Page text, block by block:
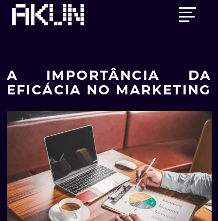
Main
Skip
A IMPORTÂNCIA DA
EFICÁCIA NO MARKETING